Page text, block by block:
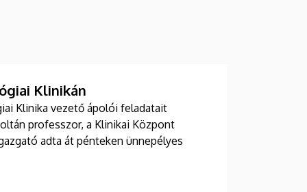
Klinikán
Klinika vezető ápolói feladatait
professzor, a Klinikai Központ
adta át pénteken ünnepélyes